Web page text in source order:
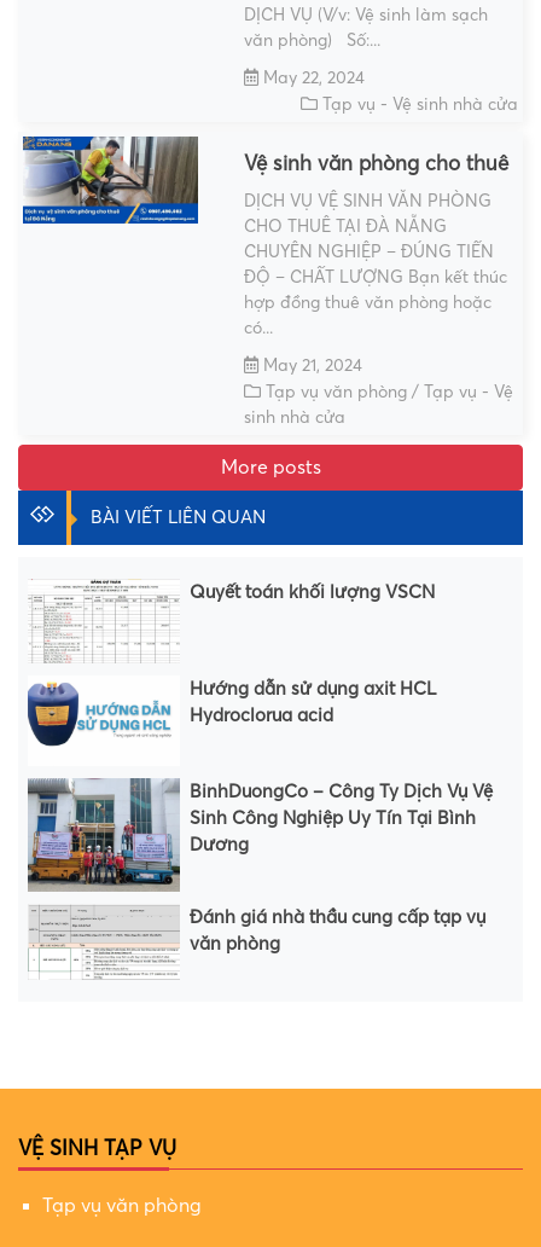
DỊCH VỤ (V/v: Vệ sinh làm sạch
văn phòng) Số:...
May 22, 2024
Tạp vụ - Vệ sinh nhà cửa
Vệ sinh văn phòng cho thuê
DỊCH VỤ VỆ SINH VĂN PHÒNG
CHO THUÊ TẠI ĐÀ NẴNG
CHUYÊN NGHIỆP – ĐÚNG TIẾN
ĐỘ – CHẤT LƯỢNG Bạn kết thúc
hợp đồng thuê văn phòng hoặc
có...
May 21, 2024
Tạp vụ văn phòng /Tạp vụ - Vệ
sinh nhà cửa
More posts
BÀI VIẾT LIÊN QUAN
Quyết toán khối lượng VSCN
Hướng dẫn sử dụng axit HCL
Hydroclorua acid
BinhDuongCo – Công Ty Dịch Vụ Vệ
Sinh Công Nghiệp Uy Tín Tại Bình
Dương
Đánh giá nhà thầu cung cấp tạp vụ
văn phòng
VỆ SINH TẠP VỤ
Tạp vụ văn phòng